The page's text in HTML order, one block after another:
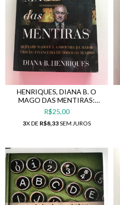
HENRIQUES, DIANA B. O
MAGO DAS MENTIRAS:
BERNARD MADOFF E A
HISTÓRIA DA MAIOR FRAUDE
FINANCEIRA DE TODOS OS
R$25,00
3X DE R$8,33SEM JUROS